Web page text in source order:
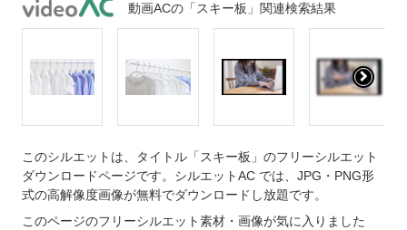
動画ACの「スキー板」関連検索結果
このシルエットは、タイトル「スキー板」のフリーシルエット
ダウンロードページです。シルエットAC では、JPG・PNG形
式の高解像度画像が無料でダウンロードし放題です。
このページのフリーシルエット素材・画像が気に入りました